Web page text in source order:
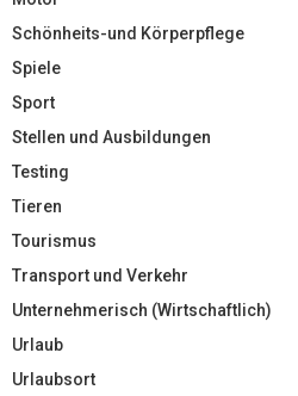
Schönheits-und Körperpflege
Spiele
Sport
Stellen und Ausbildungen
Testing
Tieren
Tourismus
Transport und Verkehr
Unternehmerisch (Wirtschaftlich)
Urlaub
Urlaubsort